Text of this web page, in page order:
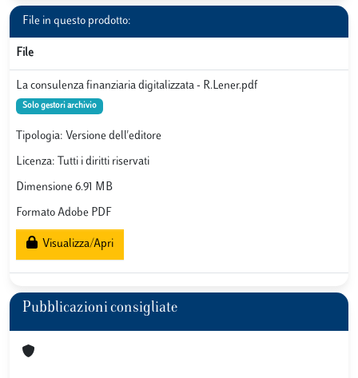
File in questo prodotto:
File
La consulenza finanziaria digitalizzata - R.Lener.pdf
Solo gestori archivio
Tipologia: Versione dell'editore
Licenza: Tutti i diritti riservati
Dimensione 6.91 MB
Formato Adobe PDF
Visualizza/Apri
Pubblicazioni consigliate